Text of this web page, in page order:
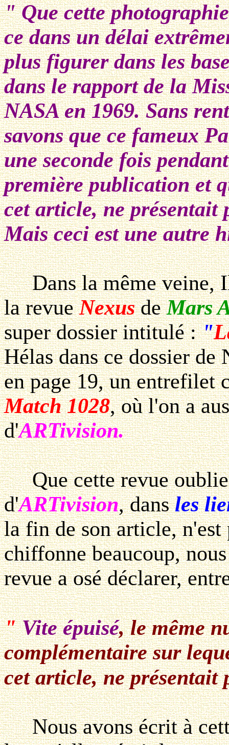
" Que cette
ce dans un délai
plus figurer dans les
dans le rapport de la
NASA en 1969. Sans
savons que ce fameux
une seconde fois
première publication et
cet article, ne
Mais ceci est une autre
Dans la même veine, Il
la revueNexusdeMars
super dossier intitulé :"
Hélas dans ce dossier de
en page 19, un entrefilet
Match 1028, où l'on a
d'ARTivision.
Que cette revue oublie
d'ARTivision, dansles
la fin de son article, n'est
chiffonne beaucoup,
revue a osé déclarer,
" Vite épuisé, le même
complémentaire sur
cet article, ne présentait
Nous avons écrit à